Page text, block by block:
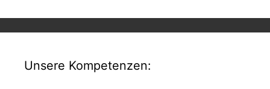
Unsere Kompetenzen: